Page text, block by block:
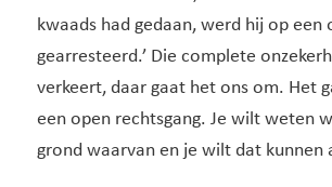
kwaads had gedaan, werd hij op een
gearresteerd.’ Die complete
verkeert, daar gaat het ons om. Het
een open rechtsgang. Je wilt weten
grond waarvan en je wilt dat kunnen